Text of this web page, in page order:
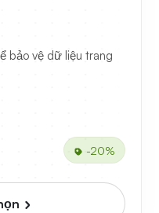
bảo vệ dữ liệu trang
-20%